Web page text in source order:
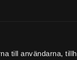
till användarna,